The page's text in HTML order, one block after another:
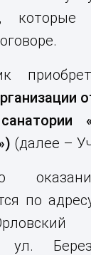
(далее –
по
ул.